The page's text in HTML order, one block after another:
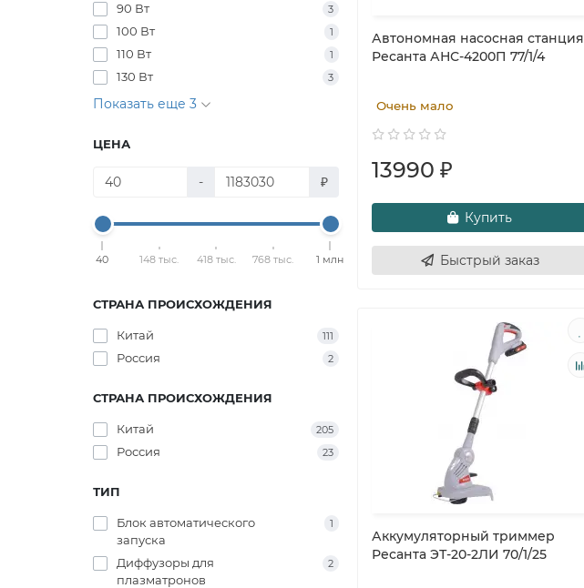
90 Вт 3
100 Вт 1
110 Вт 1
130 Вт 3
Показать еще 3
ЦЕНА
- ₽
40 148 тыс. 418 тыс. 768 тыс. 1 млн
СТРАНА ПРОИСХОЖДЕНИЯ
Китай 111
Россия 2
СТРАНА ПРОИСХОЖДЕНИЯ
Китай 205
Россия 23
ТИП
Блок автоматического
запуска
1
Диффузоры для
плазматронов
2
Автономная насосная станция
Ресанта АНС-4200П 77/1/4
Очень мало
13990 ₽
Купить
Быстрый заказ
Аккумуляторный триммер
Ресанта ЭТ-20-2ЛИ 70/1/25